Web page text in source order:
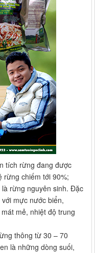
tích rừng đang được
rừng chiếm tới 90%;
rừng nguyên sinh. Đặc
mực nước biển,
mẻ, nhiệt độ trung
thông từ 30 – 70
là những dòng suối,